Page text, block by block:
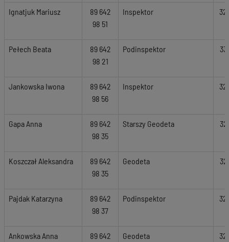
Ignatjuk Mariusz
89 642
98 51
Inspektor
Pełech Beata
89 642
98 21
Podinspektor
Jankowska Iwona
89 642
98 56
Inspektor
Gapa Anna
89 642
98 35
Starszy Geodeta
Koszczał Aleksandra
89 642
98 35
Geodeta
Pajdak Katarzyna
89 642
98 37
Podinspektor
Ankowska Anna
89 642
Geodeta